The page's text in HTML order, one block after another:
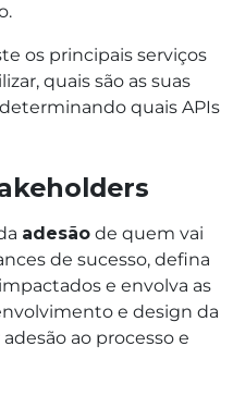
os principais serviços
quais são as suas
quais APIs
adesão de quem vai
de sucesso, defina
e envolva as
e design da
ao processo e